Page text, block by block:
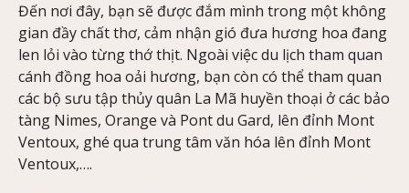
Đến nơi đây, bạn sẽ được đắm mình trong một không
gian đầy chất thơ, cảm nhận gió đưa hương hoa đang
len lỏi vào từng thớ thịt. Ngoài việc du lịch tham quan
cánh đồng hoa oải hương, bạn còn có thể tham quan
các bộ sưu tập thủy quân La Mã huyền thoại ở các bảo
tàng Nimes, Orange và Pont du Gard, lên đỉnh Mont
Ventoux, ghé qua trung tâm văn hóa lên đỉnh Mont
Ventoux,….